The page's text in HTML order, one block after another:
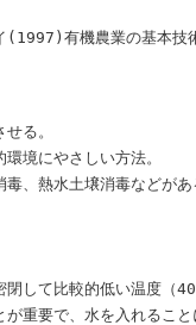
る。
境にやさしい方法。
毒、熱水土壌消毒などがあ
閉して比較的低い温度
が重要で、水を入れるこ